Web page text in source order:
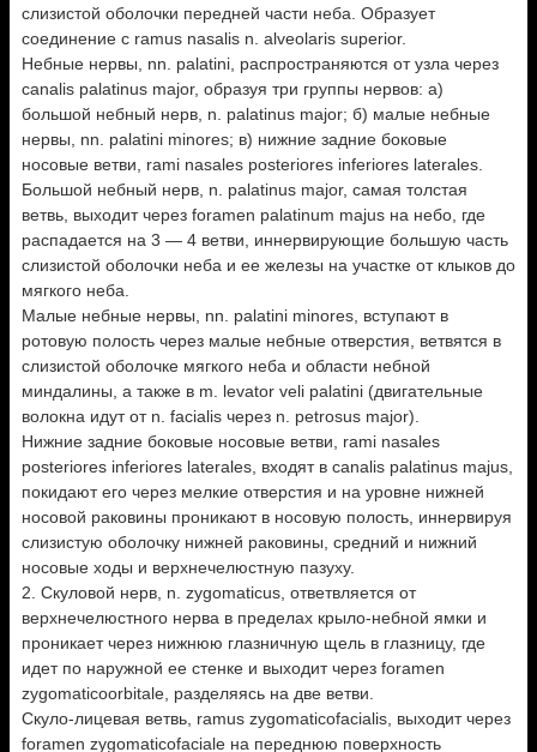
слизистой оболочки передней части неба. Образует
соединение с ramus nasalis n. alveolaris superior.
Небные нервы, nn. palatini, распространяются от узла через
canalis palatinus major, образуя три группы нервов: а)
большой небный нерв, n. palatinus major; б) малые небные
нервы, nn. palatini minores; в) нижние задние боковые
носовые ветви, rami nasales posteriores inferiores laterales.
Большой небный нерв, n. palatinus major, самая толстая
ветвь, выходит через foramen palatinum majus на небо, где
распадается на 3 — 4 ветви, иннервирующие большую часть
слизистой оболочки неба и ее железы на участке от клыков до
мягкого неба.
Малые небные нервы, nn. palatini minores, вступают в
ротовую полость через малые небные отверстия, ветвятся в
слизистой оболочке мягкого неба и области небной
миндалины, а также в m. levator veli palatini (двигательные
волокна идут от n. facialis через n. petrosus major).
Нижние задние боковые носовые ветви, rami nasales
posteriores inferiores laterales, входят в canalis palatinus majus,
покидают его через мелкие отверстия и на уровне нижней
носовой раковины проникают в носовую полость, иннервируя
слизистую оболочку нижней раковины, средний и нижний
носовые ходы и верхнечелюстную пазуху.
2. Скуловой нерв, n. zygomaticus, ответвляется от
верхнечелюстного нерва в пределах крыло-небной ямки и
проникает через нижнюю глазничную щель в глазницу, где
идет по наружной ее стенке и выходит через foramen
zygomaticoorbitale, разделяясь на две ветви.
Скуло-лицевая ветвь, ramus zygomaticofacialis, выходит через
foramen zygomaticofaciale на переднюю поверхность